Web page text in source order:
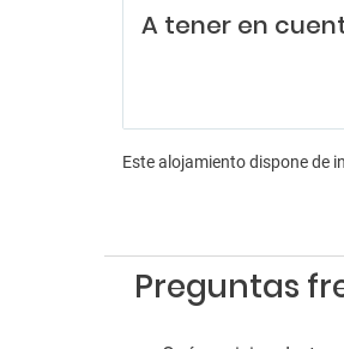
A tener en
Este alojamiento dispone de
Preguntas